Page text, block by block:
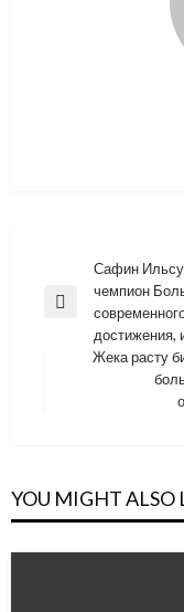
Навигация
по
записям
Previous
Сафин
чемпион
достижения,
Жека расту
YOU MIGHT ALSO